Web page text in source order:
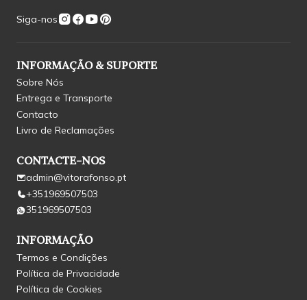
Siga-nos
INFORMAÇÃO & SUPORTE
Sobre Nós
Entrega e Transporte
Contacto
Livro de Reclamações
CONTACTE-NOS
admin@vitorafonso.pt
+351969507503
351969507503
INFORMAÇÃO
Termos e Condições
Política de Privacidade
Política de Cookies